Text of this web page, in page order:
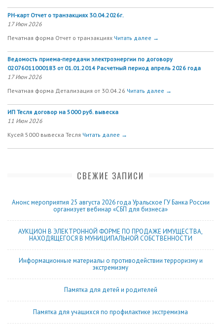
РН-карт Отчет о транзакциях 30.04.2026г.
17 Июн 2026
Печатная форма Отчет о транзакциях Читать далее →
Ведомость приема-передачи электроэнергии по договору
02076011000183 от 01.01.2014 Расчетный период апрель 2026 года
17 Июн 2026
Печатная форма Детализация от 30.04.26 Читать далее →
ИП Тесля договор на 5000 руб. вывеска
11 Июн 2026
Кусей 5000 вывеска Тесля Читать далее →
СВЕЖИЕ ЗАПИСИ
Анонс мероприятия 25 августа 2026 года Уральское ГУ Банка России
организует вебинар «СБП для бизнеса»
АУКЦИОН В ЭЛЕКТРОННОЙ ФОРМЕ ПО ПРОДАЖЕ ИМУЩЕСТВА,
НАХОДЯЩЕГОСЯ В МУНИЦИПАЛЬНОЙ СОБСТВЕННОСТИ
Информационные материалы о противодействии терроризму и
экстремизму
Памятка для детей и родителей
Памятка для учащихся по профилактике экстремизма